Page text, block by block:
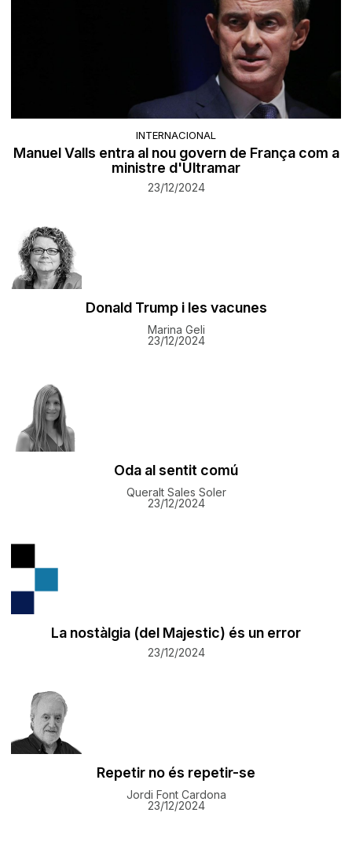
INTERNACIONAL
Manuel Valls entra al nou govern de França com a
ministre d'Ultramar
23/12/2024
Donald Trump i les vacunes
Marina Geli
23/12/2024
Oda al sentit comú
Queralt Sales Soler
23/12/2024
La nostàlgia (del Majestic) és un error
23/12/2024
Repetir no és repetir-se
Jordi Font Cardona
23/12/2024